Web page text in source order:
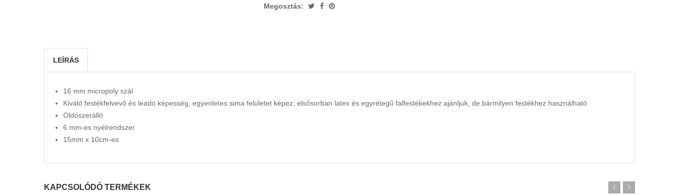
Megosztás:
LEÍRÁS
16 mm micropoly szál
Kiváló festékfelvevő és leadó képesség, egyenletes sima felületet képez, elsősorban latex és egyrétegű falfestékekhez ajánljuk, de bármilyen festékhez használható
Oldószerálló
6 mm-es nyélrendszer
15mm x 10cm-es
KAPCSOLÓDÓ TERMÉKEK